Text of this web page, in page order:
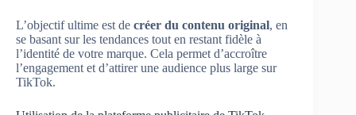
L’objectif ultime est de créer du contenu original, en
se basant sur les tendances tout en restant fidèle à
l’identité de votre marque. Cela permet d’accroître
l’engagement et d’attirer une audience plus large sur
TikTok.